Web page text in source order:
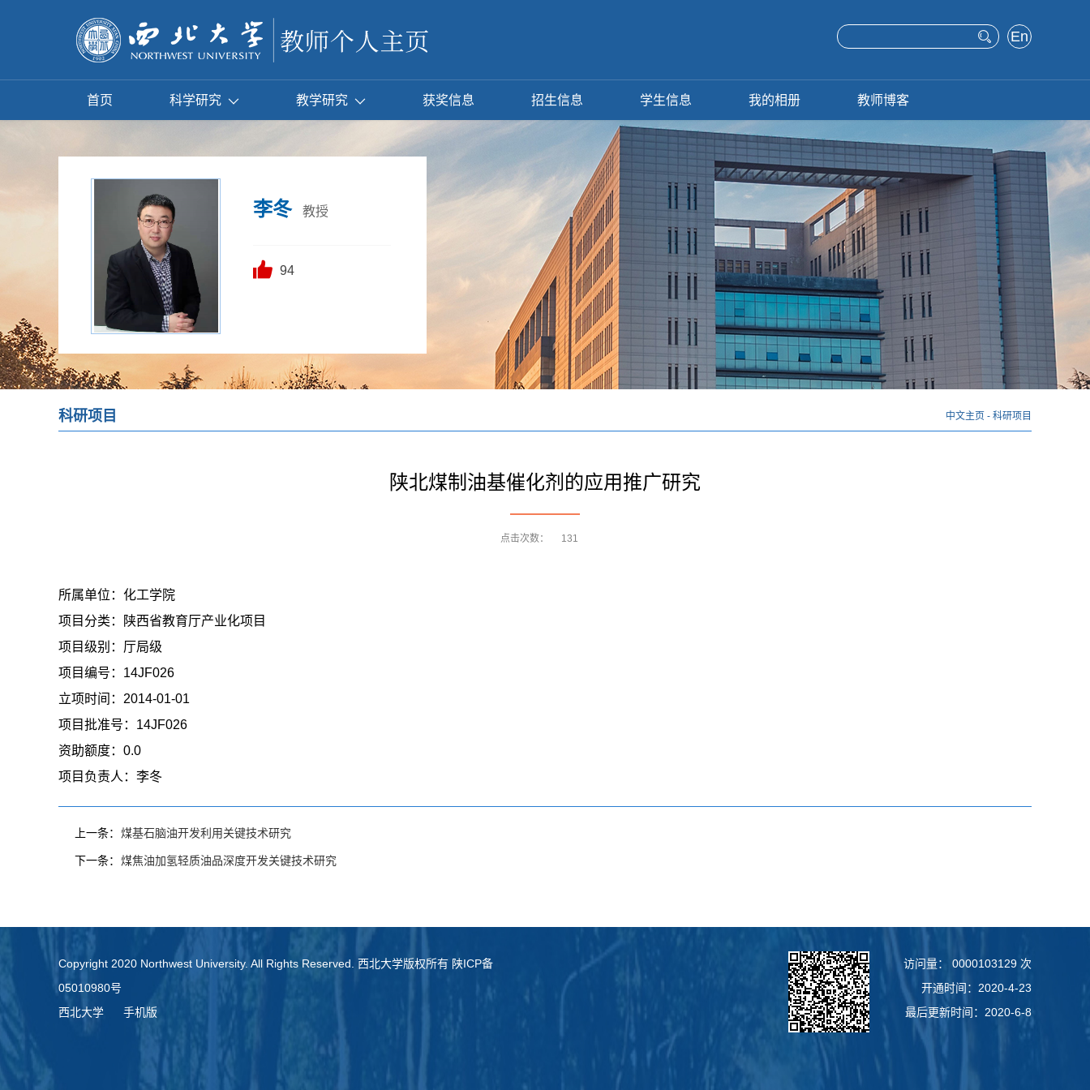
En
h
首页 科学研究 教学研究 获奖信息 招生信息 学生信息 我的相册 教师博客
李冬 教授
94
科研项目 中文主页 - 科研项目
陕北煤制油基催化剂的应用推广研究
点击次数： 131
所属单位： 化工学院
项目分类：
陕西省教育厅产业化项目
项目级别： 厅局级
项目编号： 14JF026
立项时间： 2014-01-01
项目批准号： 14JF026
资助额度： 0.0
项目负责人： 李冬
上一条： 煤基石脑油开发利用关键技术研究
下一条： 煤焦油加氢轻质油品深度开发关键技术研究
Copyright 2020 Northwest University. All Rights Reserved. 西北大学版权所有 陕ICP备
05010980号
西北大学
手机版
访问量： 0000103129 次
开通时间： 2020-4-23
最后更新时间： 2020-6-8